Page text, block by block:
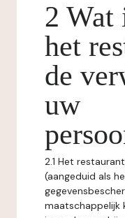
2 Wat
het
de
uw
2.1 Het
(aangeduid als
maatschappelijk